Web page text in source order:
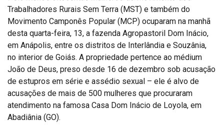
Trabalhadores Rurais Sem Terra (MST) e também do
Movimento Camponês Popular (MCP) ocuparam na manhã
desta quarta-feira, 13, a fazenda Agropastoril Dom Inácio,
em Anápolis, entre os distritos de Interlândia e Souzânia,
no interior de Goiás. A propriedade pertence ao médium
João de Deus, preso desde 16 de dezembro sob acusação
de estupros em série e assédio sexual – ele é alvo de
acusações de mais de 500 mulheres que procuraram
atendimento na famosa Casa Dom Inácio de Loyola, em
Abadiânia (GO).